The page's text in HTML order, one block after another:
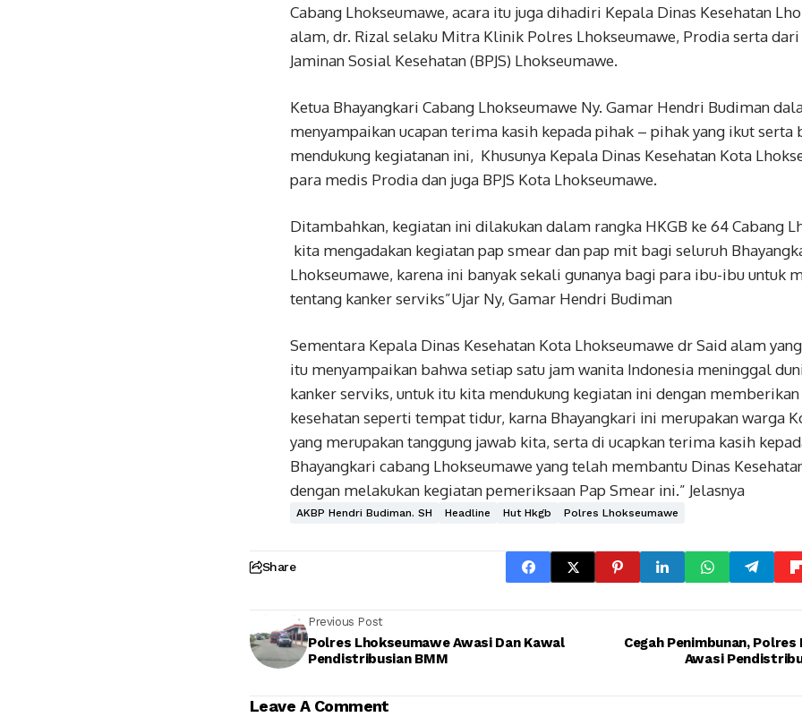
Cabang Lhokseumawe, acara itu juga dihadiri Kepala Dinas Kesehatan
alam, dr. Rizal selaku Mitra Klinik Polres Lhokseumawe, Prodia serta dari
Jaminan Sosial Kesehatan (BPJS) Lhokseumawe.
Ketua Bhayangkari Cabang Lhokseumawe Ny. Gamar Hendri Budiman
menyampaikan ucapan terima kasih kepada pihak – pihak yang ikut serta
mendukung kegiatanan ini, Khusunya Kepala Dinas Kesehatan Kota
para medis Prodia dan juga BPJS Kota Lhokseumawe.
Ditambahkan, kegiatan ini dilakukan dalam rangka HKGB ke 64 Cabang
kita mengadakan kegiatan pap smear dan pap mit bagi seluruh
Lhokseumawe, karena ini banyak sekali gunanya bagi para ibu-ibu untuk
tentang kanker serviks”Ujar Ny, Gamar Hendri Budiman
Sementara Kepala Dinas Kesehatan Kota Lhokseumawe dr Said alam
itu menyampaikan bahwa setiap satu jam wanita Indonesia meninggal
kanker serviks, untuk itu kita mendukung kegiatan ini dengan
kesehatan seperti tempat tidur, karna Bhayangkari ini merupakan warga
yang merupakan tanggung jawab kita, serta di ucapkan terima kasih
Bhayangkari cabang Lhokseumawe yang telah membantu Dinas
dengan melakukan kegiatan pemeriksaan Pap Smear ini.” Jelasnya
AKBP Hendri Budiman. SH Headline Hut Hkgb Polres Lhokseumawe
Share
Previous Post
Polres Lhokseumawe Awasi Dan Kawal
Pendistribusian BMM
Cegah Penimbunan,
Awasi
Leave A Comment